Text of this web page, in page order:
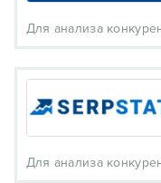
Для анализа
Для анализа